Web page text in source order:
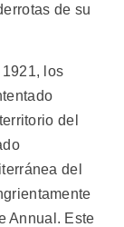
de su
los
del
del
Annual. Este